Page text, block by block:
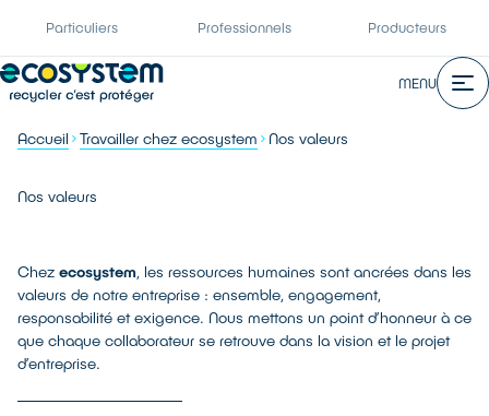
Particuliers Professionnels Producteurs
MENU
Accueil Travailler chez ecosystem Nos valeurs
Nos valeurs
Chez ecosystem, les ressources humaines sont ancrées dans les
valeurs de notre entreprise : ensemble, engagement,
responsabilité et exigence. Nous mettons un point d’honneur à ce
que chaque collaborateur se retrouve dans la vision et le projet
d’entreprise.